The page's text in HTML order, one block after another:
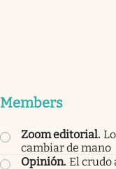
Members
Zoom editorial.
cambiar de mano
Opinión. El crudo